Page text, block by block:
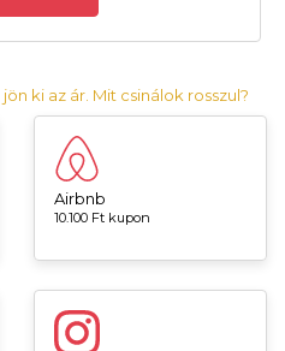
ki az ár. Mit csinálok rosszul?
Airbnb
10.100 Ft kupon